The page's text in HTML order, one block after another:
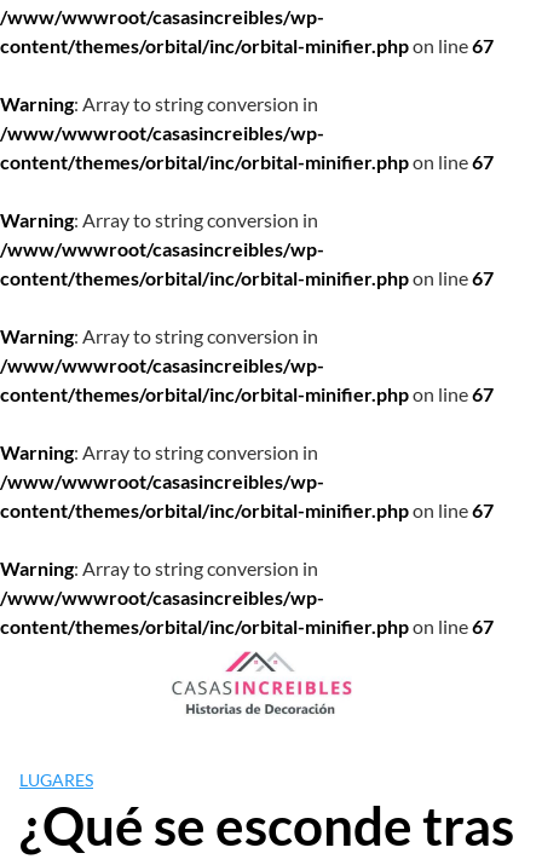
/www/wwwroot/casasincreibles/wp-
content/themes/orbital/inc/orbital-minifier.phpon line67
Warning: Array to string conversion in
/www/wwwroot/casasincreibles/wp-
content/themes/orbital/inc/orbital-minifier.phpon line67
Warning: Array to string conversion in
/www/wwwroot/casasincreibles/wp-
content/themes/orbital/inc/orbital-minifier.phpon line67
Warning: Array to string conversion in
/www/wwwroot/casasincreibles/wp-
content/themes/orbital/inc/orbital-minifier.phpon line67
Warning: Array to string conversion in
/www/wwwroot/casasincreibles/wp-
content/themes/orbital/inc/orbital-minifier.phpon line67
Warning: Array to string conversion in
/www/wwwroot/casasincreibles/wp-
content/themes/orbital/inc/orbital-minifier.phpon line67
LUGARES
¿Qué se esconde tras